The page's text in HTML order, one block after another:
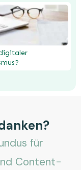
für
Content-